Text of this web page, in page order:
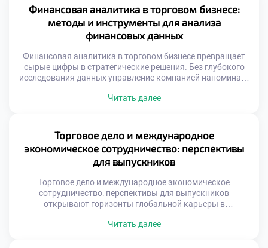
Глобальные институты формируют предсказуемую среду
для бизнеса. Мировая экономика функционирует как
сложная взаимосвязанная система. Национальные
рынки зависят […]
Финансовая аналитика в торговом бизнесе:
методы и инструменты для анализа
финансовых данных
Финансовая аналитика в торговом бизнесе превращает
сырые цифры в стратегические решения. Без глубокого
исследования данных управление компанией напоминает
отделяет успешные предприятия от убыточных.
потоки является критически важным навыком. Аналитик
выступает переводчиком с языка цифр на язык бизнеса.
Освоение методов оценки […]
Читать далее
Торговое дело и международное
экономическое сотрудничество: перспективы
для выпускников
Торговое дело и международное экономическое
сотрудничество: перспективы для выпускников
открывают горизонты глобальной карьеры в
выходит за границы национальных рынков и объединяет
Читать далее